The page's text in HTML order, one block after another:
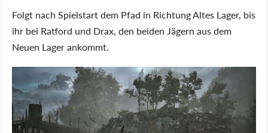
Folgt nach Spielstart dem Pfad in Richtung Altes Lager, bis
ihr bei Ratford und Drax, den beiden Jägern aus dem
Neuen Lager ankommt.